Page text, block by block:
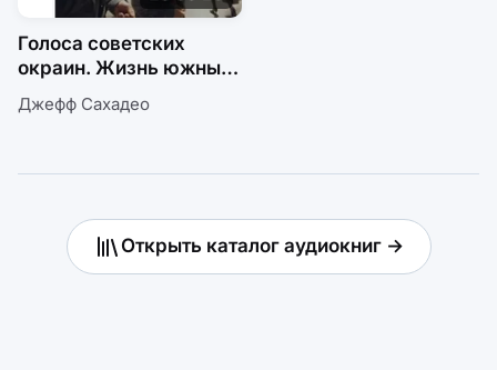
Голоса советских
окраин. Жизнь южных
в Ленинграде и Москве
Джефф Сахадео
Открыть каталог аудиокниг →